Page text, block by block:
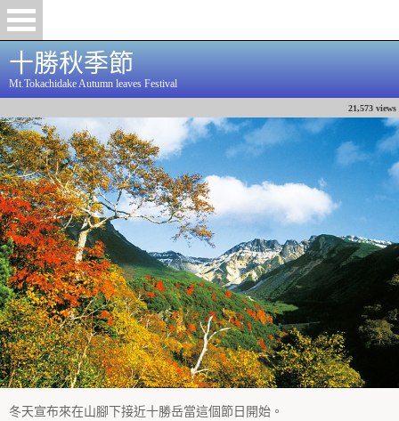
十勝秋季節
Mt.Tokachidake Autumn leaves Festival
21,573 views
冬天宣布來在山腳下接近十勝岳當這個節日開始。